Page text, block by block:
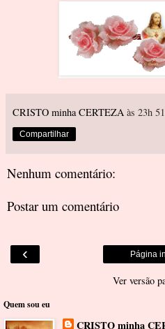
CRISTO minha CERTEZA às 23h
Compartilhar
Nenhum comentário:
Postar um comentário
‹ Página
Ver versão
Quem sou eu
CRISTO minha